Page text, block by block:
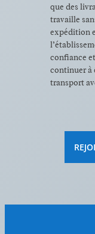
que des
travaille
expédition
confiance
continuer à
transport